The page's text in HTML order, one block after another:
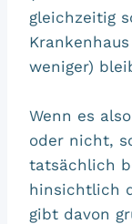
gleichzeitig
weniger)
Wenn es
oder nicht,
tatsächlich
hinsichtlich
gibt davon